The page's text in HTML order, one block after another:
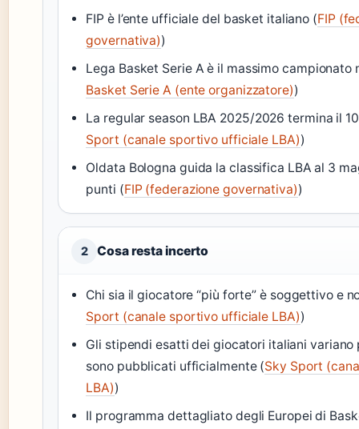
FIP è l’ente ufficiale del basket italiano (FIP
governativa))
Lega Basket Serie A è il massimo campionato
Basket Serie A (ente organizzatore))
La regular season LBA 2025/2026 termina il
Sport (canale sportivo ufficiale LBA))
Oldata Bologna guida la classifica LBA al 3
punti (FIP (federazione governativa))
2 Cosa resta incerto
Chi sia il giocatore “più forte” è soggettivo e
Sport (canale sportivo ufficiale LBA))
Gli stipendi esatti dei giocatori italiani variano
sono pubblicati ufficialmente (Sky Sport
LBA))
Il programma dettagliato degli Europei di